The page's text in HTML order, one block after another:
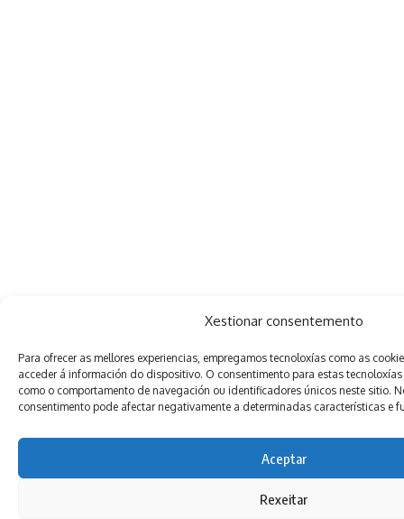
Xestionar consentemento
Para ofrecer as mellores experiencias, empregamos tecnoloxías como as
acceder á información do dispositivo. O consentimento para estas
como o comportamento de navegación ou identificadores únicos neste sitio.
consentimento pode afectar negativamente a determinadas características e
Aceptar
Rexeitar